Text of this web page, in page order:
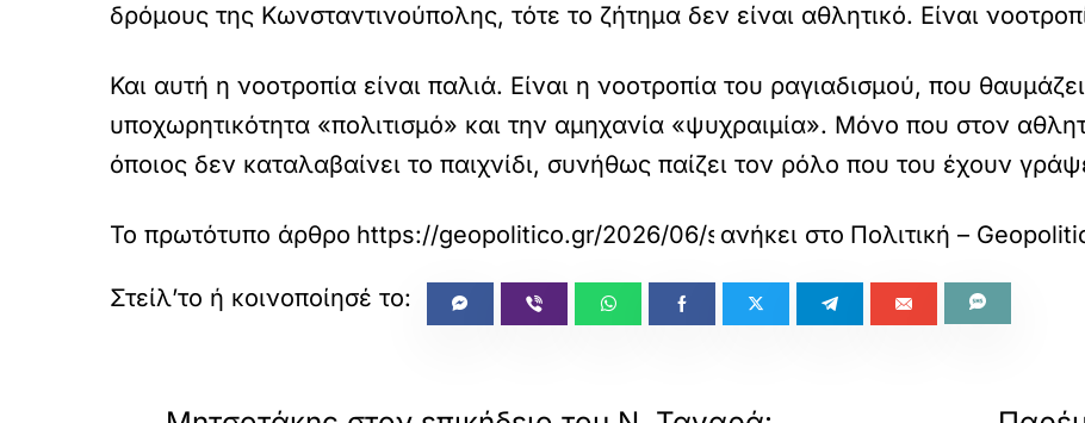
δρόμους της Κωνσταντινούπολης, τότε το ζήτημα δεν είναι αθλητικό. Είναι
Και αυτή η νοοτροπία είναι παλιά. Είναι η νοοτροπία του ραγιαδισμού, που
υποχωρητικότητα «πολιτισμό» και την αμηχανία «ψυχραιμία». Μόνο που στον
όποιος δεν καταλαβαίνει το παιχνίδι, συνήθως παίζει τον ρόλο που του έχουν
Το πρωτότυπο άρθρο https://geopolitico.gr/2026/06/schizofreneia-erntogan-me-
ανήκει στο Πολιτική –